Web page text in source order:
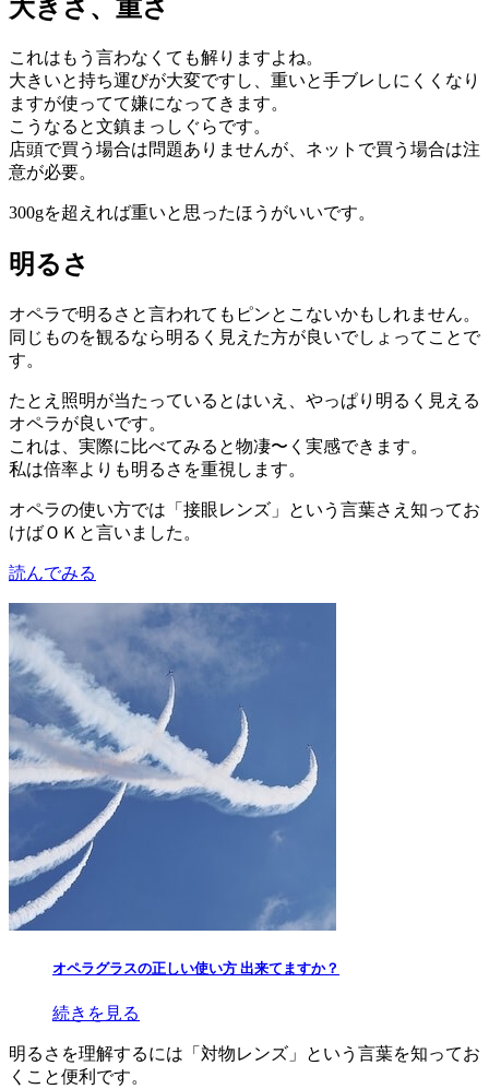
大きさ、重さ
これはもう言わなくても解りますよね。
大きいと持ち運びが大変ですし、重いと手ブレしにくくなり
ますが使ってて嫌になってきます。
こうなると文鎮まっしぐらです。
店頭で買う場合は問題ありませんが、ネットで買う場合は注
意が必要。
300gを超えれば重いと思ったほうがいいです。
明るさ
オペラで明るさと言われてもピンとこないかもしれません。
同じものを観るなら明るく見えた方が良いでしょってことで
す。
たとえ照明が当たっているとはいえ、やっぱり明るく見える
オペラが良いです。
これは、実際に比べてみると物凄〜く実感できます。
私は倍率よりも明るさを重視します。
オペラの使い方では「接眼レンズ」という言葉さえ知ってお
けばＯＫと言いました。
読んでみる
オペラグラスの正しい使い方 出来てますか？
続きを見る
明るさを理解するには「対物レンズ」という言葉を知ってお
くこと便利です。